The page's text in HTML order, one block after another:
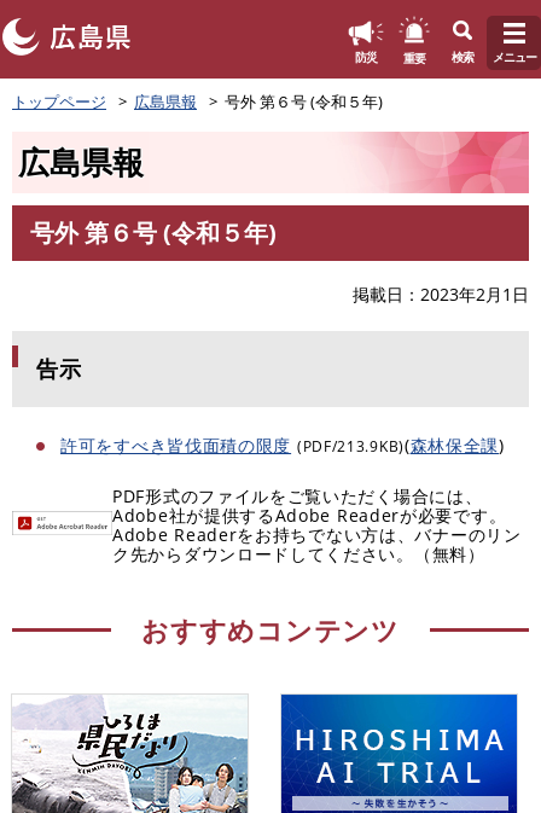
ペ
ー
頭
す
防災 重要 検索 メニュー
トップページ 広島県報 号外 第６号 (令和５年)
広島県報
文
号外 第６号 (令和５年)
掲載日 2023年2月1日
告示
許可をすべき皆伐面積の限度 (PDF/213.9KB)(森林保全課)
PDF形式のファイルをご覧いただく場合には、
Adobe社が提供するAdobe Readerが必要です。
Adobe Readerをお持ちでない方は、バナーのリン
ク先からダウンロードしてください。（無料）
おすすめコンテンツ